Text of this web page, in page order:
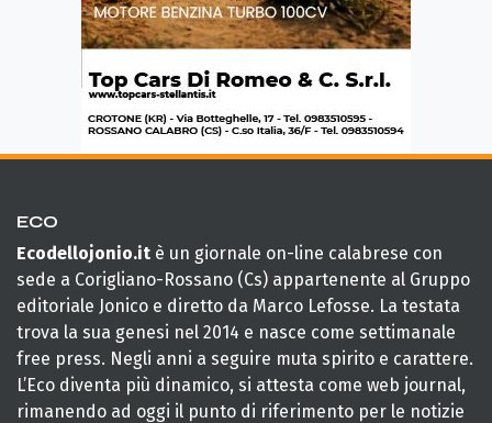
ECO
Ecodellojonio.it è un giornale on-line calabrese con
sede a Corigliano-Rossano (Cs) appartenente al Gruppo
editoriale Jonico e diretto da Marco Lefosse. La testata
trova la sua genesi nel 2014 e nasce come settimanale
free press. Negli anni a seguire muta spirito e carattere.
L’Eco diventa più dinamico, si attesta come web journal,
rimanendo ad oggi il punto di riferimento per le notizie